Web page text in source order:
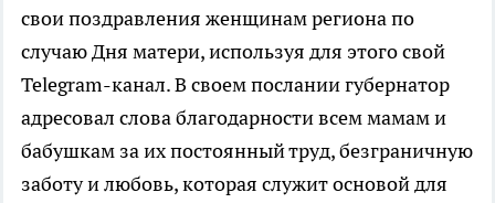
свои поздравления женщинам региона по
случаю Дня матери, используя для этого свой
Telegram-канал. В своем послании губернатор
адресовал слова благодарности всем мамам и
бабушкам за их постоянный труд, безграничную
заботу и любовь, которая служит основой для